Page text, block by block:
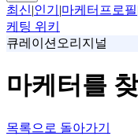
최신|인기 |마케터프로필
케팅 위키
큐레이션 오리지널
마케터를
목록으로 돌아가기